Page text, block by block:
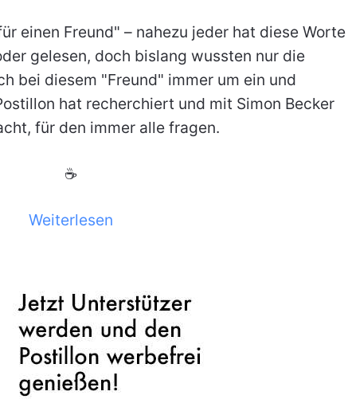
einen Freund" – nahezu jeder hat diese Worte
gelesen, doch bislang wussten nur die
bei diesem "Freund" immer um ein und
hat recherchiert und mit Simon Becker
für den immer alle fragen.
☕
Weiterlesen